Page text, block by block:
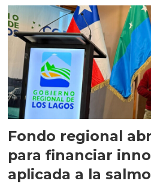
Fondo regional
para financiar
aplicada a la